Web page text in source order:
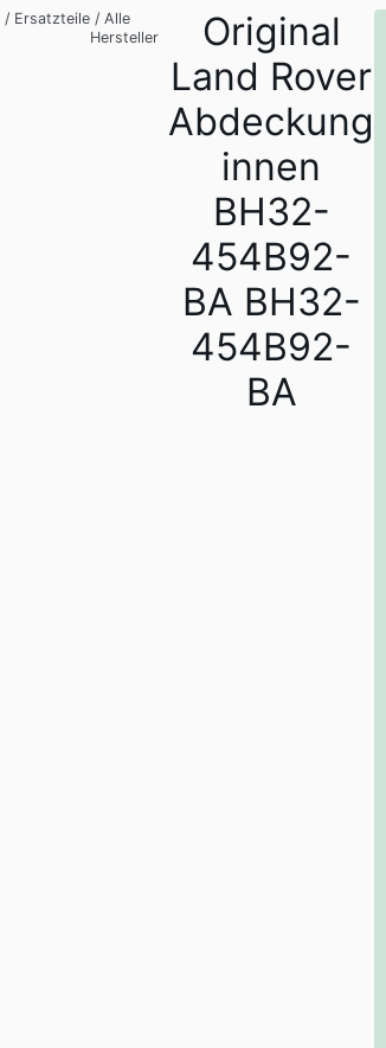
/ Ersatzteile / Alle
Hersteller
Original
Land Rover
Abdeckung
innen
BH32-
454B92-
BA BH32-
454B92-
BA